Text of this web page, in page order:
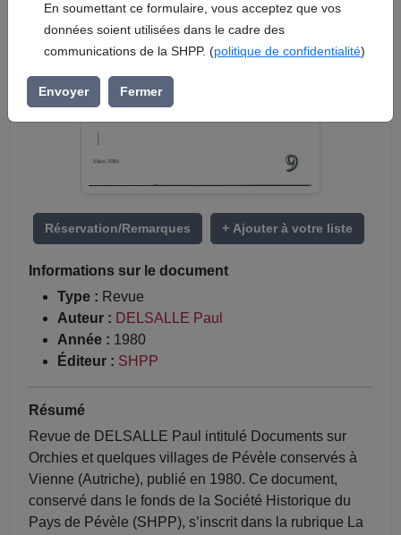
Réservation/Remarques + Ajouter à votre liste
Informations sur le document
Type : Revue
Auteur : DELSALLE Paul
Année : 1980
Éditeur : SHPP
Résumé
Revue de DELSALLE Paul intitulé Documents sur
Orchies et quelques villages de Pévèle conservés à
Vienne (Autriche), publié en 1980. Ce document,
conservé dans le fonds de la Société Historique du
Pays de Pévèle (SHPP), s’inscrit dans la rubrique La
En soumettant ce formulaire, vous acceptez que vos
données soient utilisées dans le cadre des
communications de la SHPP. (politique de confidentialité)
Envoyer Fermer